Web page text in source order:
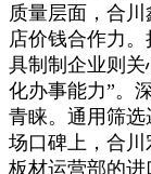
质量层面，合
店价钱合作力
具制制企业则关
化办事能力”。
青睐。通用筛
场口碑上，合
板材运营部的